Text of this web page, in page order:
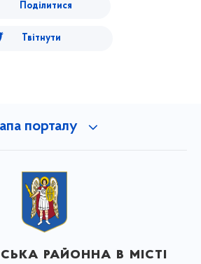
Поділитися
Твітнути
порталу
районна в місті